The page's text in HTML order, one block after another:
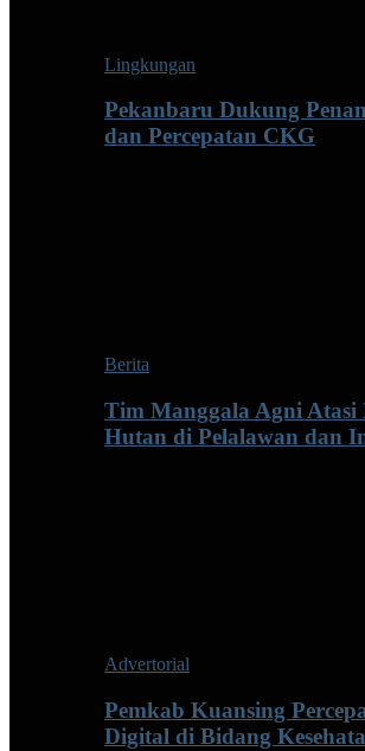
Lingkungan
Pekanbaru Dukung
dan Percepatan CKG
Berita
Tim Manggala Agni Atasi
Hutan di Pelalawan dan
Advertorial
Pemkab Kuansing
Digital di Bidang